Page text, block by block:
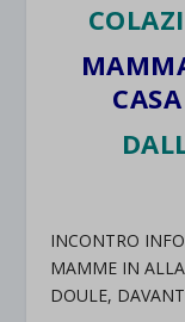
INCONTRO
MAMME IN
DOULE,